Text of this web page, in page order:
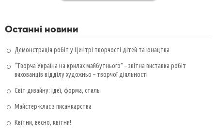
Останні новини
Демонстрація робіт у Центрі творчості дітей та юнацтва
“Творча Україна на крилах майбутнього” – звітна виставка робіт
вихованців відділу художньо – творчої діяльності
Світ дизайну: ідеї, форма, стиль
Майстер-клас з писанкарства
Квітни, весно, квітни!